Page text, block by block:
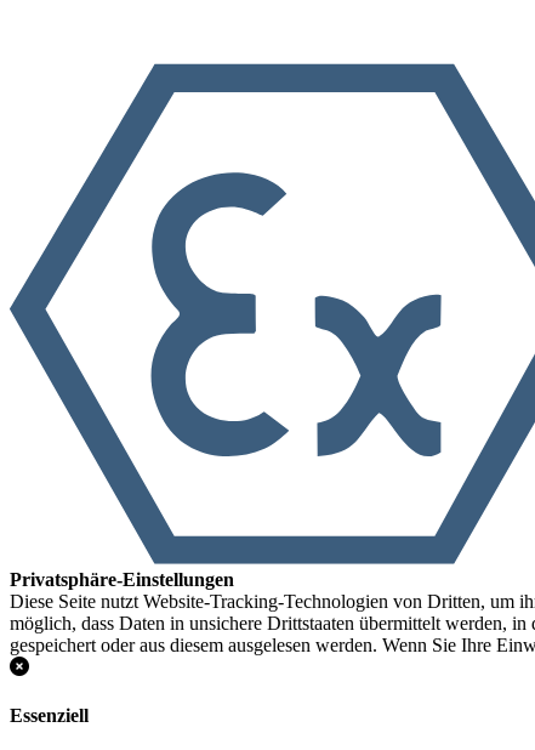
Privatsphäre-Einstellungen
Diese Seite nutzt Website-Tracking-Technologien von Dritten, um
möglich, dass Daten in unsichere Drittstaaten übermittelt werden,
gespeichert oder aus diesem ausgelesen werden. Wenn Sie Ihre
Essenziell